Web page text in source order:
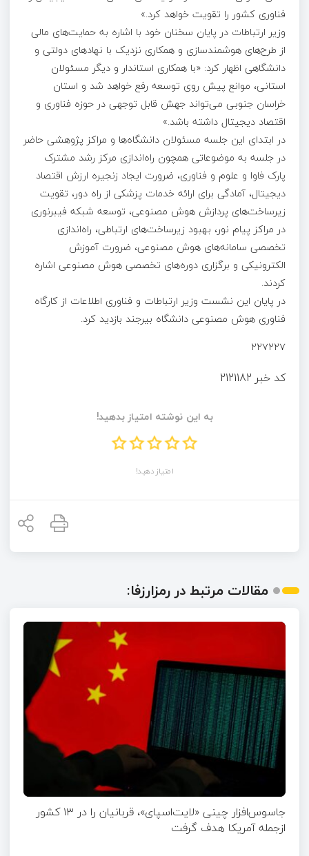
فناوری کشور را تقویت خواهد کرد.»
وزیر ارتباطات در پایان سخنان خود با اشاره به حمایت‌های مالی
از طرح‌های هوشمندسازی و همکاری نزدیک با نهادهای دولتی و
دانشگاهی اظهار کرد: «با همکاری استاندار و دیگر مسئولان
استانی، موانع پیش روی توسعه رفع خواهد شد و استان
خراسان جنوبی می‌تواند جهش قابل توجهی در حوزه فناوری و
اقتصاد دیجیتال داشته باشد.»
در ابتدای این جلسه مسئولان دانشگاه‌ها و مراکز پژوهشی حاضر
در جلسه به موضوعاتی همچون راه‌اندازی مرکز رشد مشترک
پارک فاوا و علوم و فناوری، ضرورت ایجاد زنجیره ارزش اقتصاد
دیجیتال، آمادگی برای ارائه خدمات پزشکی از راه دور، تقویت
زیرساخت‌های پردازش هوش مصنوعی، توسعه شبکه فیبرنوری
در مراکز پیام نور، بهبود زیرساخت‌های ارتباطی، راه‌اندازی
تخصصی سامانه‌های هوش مصنوعی، ضرورت آموزش
الکترونیکی و برگزاری دوره‌های تخصصی هوش مصنوعی اشاره
کردند.
در پایان این نشست وزیر ارتباطات و فناوری اطلاعات از کارگاه
فناوری هوش مصنوعی دانشگاه بیرجند بازدید کرد.
۲۲۷۲۲۷
کد خبر 2121182
به این نوشته امتیاز بدهید!
امتیاز دهید!
مقالات مرتبط در رمزارزفا:
جاسوس‌افزار چینی «لایت‌اسپای»، قربانیان را در ۱۳ کشور
ازجمله آمریکا هدف گرفت